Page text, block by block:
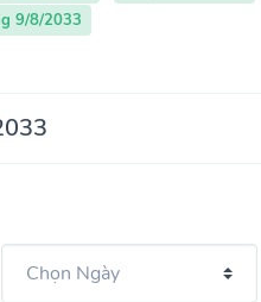
9/8/2033